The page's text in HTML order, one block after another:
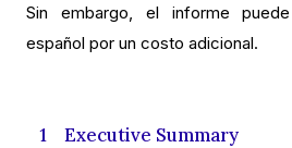
Sin embargo, el informe
español por un costo adicional.
1 Executive Summary